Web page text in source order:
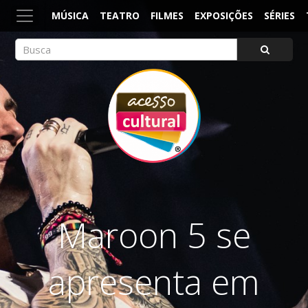
MÚSICA TEATRO FILMES EXPOSIÇÕES SÉRIES
ACESSO CULTURAL
Arte, Cultura Pop e Entretenimento
Maroon 5 se
apresenta em